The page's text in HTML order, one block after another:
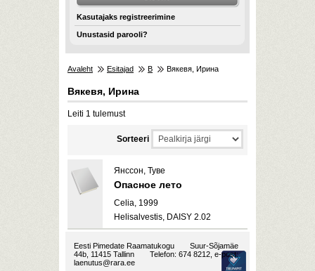
Kasutajaks registreerimine
Unustasid parooli?
Avaleht Esitajad В Вякевя, Ирина
Вякевя, Ирина
Leiti 1 tulemust
Sorteeri
Янссон, Туве
Опасное лето
Celia, 1999
Helisalvestis, DAISY 2.02
Eesti Pimedate Raamatukogu
Suur-Sõjamäe
44b, 11415 Tallinn
Telefon: 674 8212, e-post:
laenutus@rara.ee